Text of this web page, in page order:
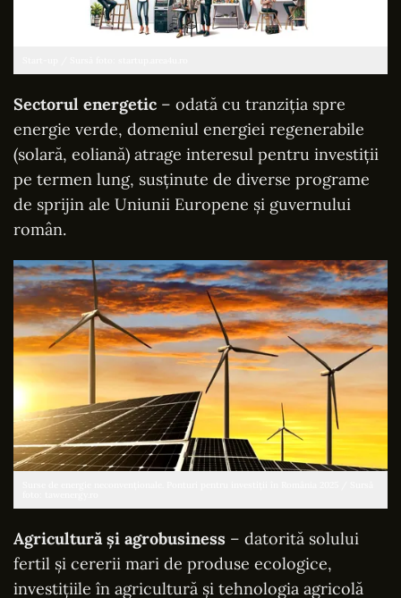
Sectorul energetic – odată cu tranziția spre
energie verde, domeniul energiei regenerabile
(solară, eoliană) atrage interesul pentru investiții
pe termen lung, susținute de diverse programe
de sprijin ale Uniunii Europene și guvernului
român.
Agricultură și agrobusiness – datorită solului
fertil și cererii mari de produse ecologice,
investițiile în agricultură și tehnologia agricolă